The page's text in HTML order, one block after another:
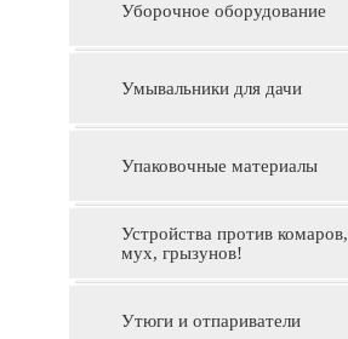
Уборочное оборудование
Умывальники для дачи
Упаковочные материалы
Устройства против комаров,
мух, грызунов!
Утюги и отпариватели